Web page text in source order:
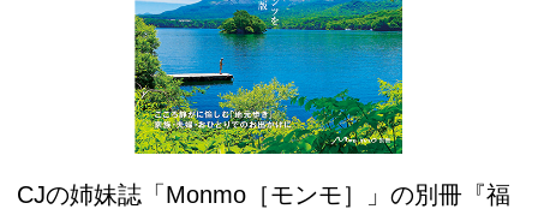
CJの姉妹誌「Monmo［モンモ］」の別冊『福